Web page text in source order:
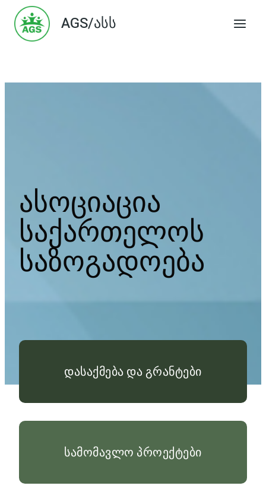
Skip
content
AGS/ასს
ასოციაცია
საქართელოს
საზოგადოება
დასაქმება და გრანტები
სამომავლო პროექტები